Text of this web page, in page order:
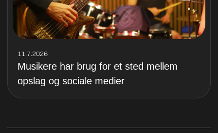
11.7.2026
Musikere har brug for et sted mellem
opslag og sociale medier